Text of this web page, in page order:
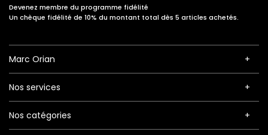
Devenez membre du programme fidélité
Un chèque fidélité de 10% du montant total dès 5 articles achetés.
Marc Orian
Nos services
Nos catégories